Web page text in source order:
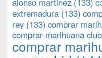
extremadura (133)
rey (133) comprar
comprar marihuana
comprar